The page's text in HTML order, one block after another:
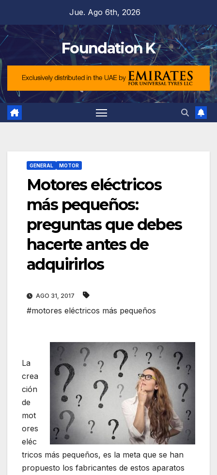
contenido
Jue. Ago 6th, 2026
Foundation K
GENERAL MOTOR
Motores eléctricos
más pequeños:
preguntas que debes
hacerte antes de
adquirirlos
AGO 31, 2017
#motores eléctricos más pequeños
La
crea
ción
de
mot
ores
eléc
tricos más pequeños, es la meta que se han
propuesto los fabricantes de estos aparatos